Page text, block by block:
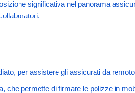
significativa nel panorama
per assistere gli assicurati da
che permette di firmare le polizze in